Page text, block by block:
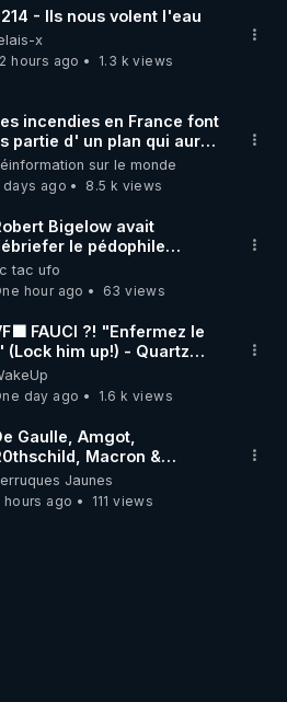
- Ils nous volent l'eau
x
hours ago
1.3 k views
incendies en France font
partie d' un plan qui aurait
le 11 septembre 2001
sur le monde
days ago
8.5 k views
Bigelow avait
le pédophile
de donald j
tac ufo
hour ago
63 views
FAUCI ?! "Enfermez le
(Lock him up!) - Quartz
day ago
1.6 k views
Gaulle, Amgot,
Macron &
Macron Claude
GPTV, 18 X 2024
Jaunes
hours ago
111 views